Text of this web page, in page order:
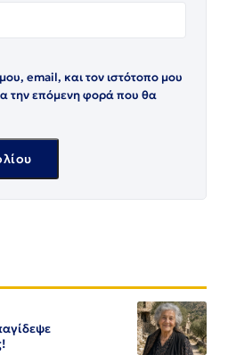
email, και τον ιστότοπο μου
την επόμενη φορά που θα